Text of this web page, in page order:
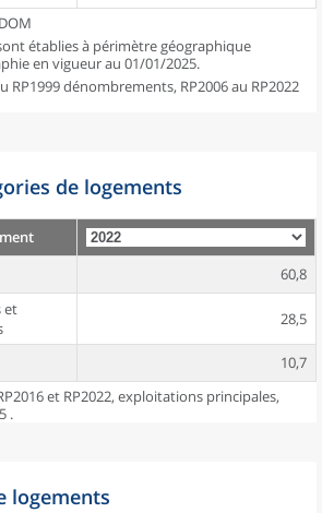
établies à périmètre géographique
en vigueur au 01/01/2025.
RP1999 dénombrements, RP2006 au RP2022
de logements
60,8
et
28,5
10,7
et RP2022, exploitations principales,
.
logements